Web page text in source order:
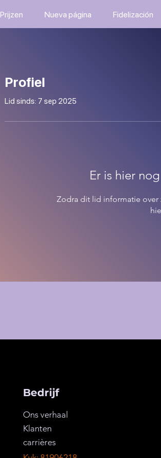
Prijzen Nueva página Fidelización
Profiel
Lid sinds: 7 sep 2025
Er is hier
Zodra dit lid informatie
Bedrijf
Ons verhaal
Klanten
carrières